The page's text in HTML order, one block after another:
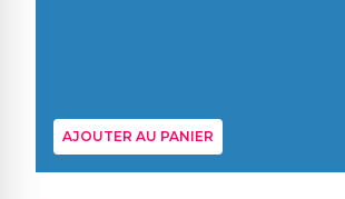
AJOUTER AU PANIER